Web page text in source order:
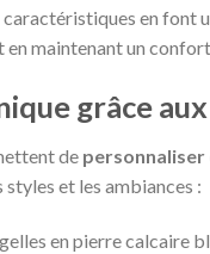
en font
maintenant un
grâce
de personnaliser
et les ambiances :
en pierre calcaire